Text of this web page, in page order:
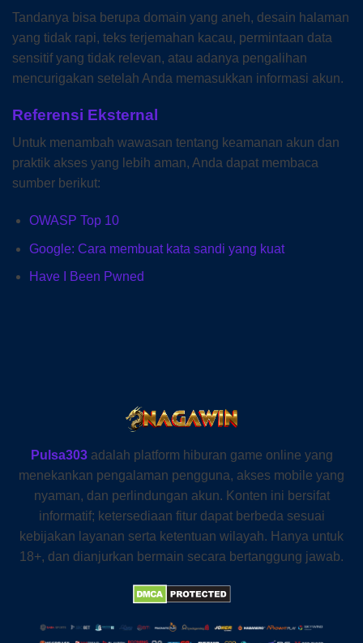
Tandanya bisa berupa domain yang aneh, desain halaman
yang tidak rapi, teks terjemahan kacau, permintaan data
sensitif yang tidak relevan, atau adanya pengalihan
mencurigakan setelah Anda memasukkan informasi akun.
Referensi Eksternal
Untuk menambah wawasan tentang keamanan akun dan
praktik akses yang lebih aman, Anda dapat membaca
sumber berikut:
OWASP Top 10
Google: Cara membuat kata sandi yang kuat
Have I Been Pwned
Pulsa303adalah platform hiburan game online yang
menekankan pengalaman pengguna, akses mobile yang
nyaman, dan perlindungan akun. Konten ini bersifat
informatif; ketersediaan fitur dapat berbeda sesuai
kebijakan layanan serta ketentuan wilayah. Hanya untuk
18+, dan dianjurkan bermain secara bertanggung jawab.